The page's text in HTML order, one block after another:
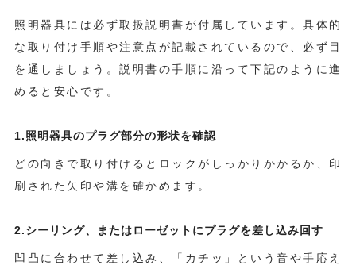
照明器具には必ず取扱説明書が付属しています。具体的
な取り付け手順や注意点が記載されているので、必ず目
を通しましょう。説明書の手順に沿って下記のように進
めると安心です。
1.照明器具のプラグ部分の形状を確認
どの向きで取り付けるとロックがしっかりかかるか、印
刷された矢印や溝を確かめます。
2.シーリング、またはローゼットにプラグを差し込み回す
凹凸に合わせて差し込み、「カチッ」という音や手応え